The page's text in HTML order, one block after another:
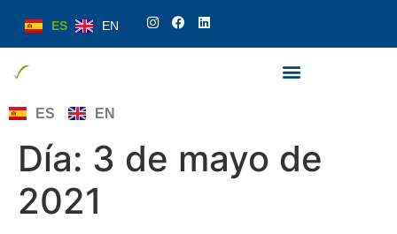
ES EN
ES EN
Día: 3 de mayo de
2021